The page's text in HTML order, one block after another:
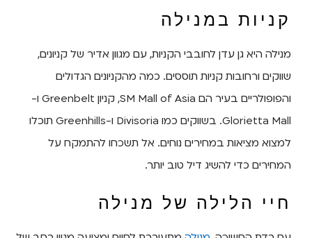
קניות במנילה
מנילה היא גן עדן לחובבי הקניות, עם מגוון אדיר של קניונים,
שווקים ורחובות קניות תוססים. כמה מהקניונים הגדולים
והפופולריים בעיר הם SM Mall of Asia, קניון Greenbelt ו-
Glorietta Mall. בשווקים כמו Divisoria ו-Greenhills תוכלו
למצוא מציאות במחירים נוחים. אל תשכחו להתמקח על
המחירים כדי להשיג דיל טוב יותר.
חיי הלילה של מנילה